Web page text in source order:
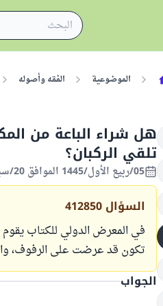
الموضوعية الفقه وأصوله
هل شراء الباعة من
تلقي الركبان؟
05/ربيع الأول/1445 الموافق 20/سبتمبر/2023
السؤال 412850
في المعرض الدولي للكتاب يقوم
تكون قد عرضت على الرفوف،
الجواب